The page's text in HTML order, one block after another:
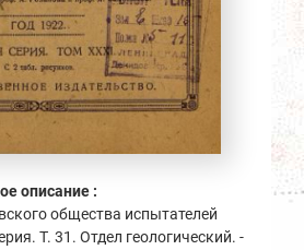
описание :
общества испытателей
Т. 31. Отдел геологический. -